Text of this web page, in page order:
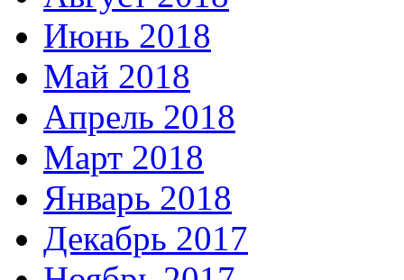
Июнь 2018
Май 2018
Апрель 2018
Март 2018
Январь 2018
Декабрь 2017